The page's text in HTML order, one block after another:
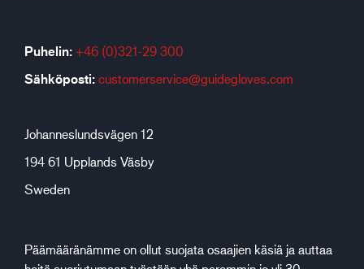
Puhelin: +46 (0)321-29 300
Sähköposti: customerservice@guidegloves.com
Johanneslundsvägen 12
194 61 Upplands Väsby
Sweden
Päämääränämme on ollut suojata osaajien käsiä ja auttaa